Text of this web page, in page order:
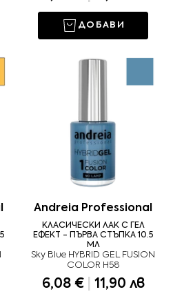
ДОБАВИ
Andreia Professional
КЛАСИЧЕСКИ ЛАК С ГЕЛ
ЕФЕКТ - ПЪРВА СТЪПКА 10.5
МЛ
Sky Blue HYBRID GEL FUSION
COLOR H58
6,08 € 11,90 лв